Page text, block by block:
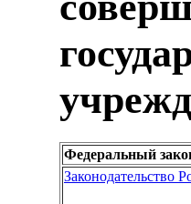
Федеральный
Законодательство